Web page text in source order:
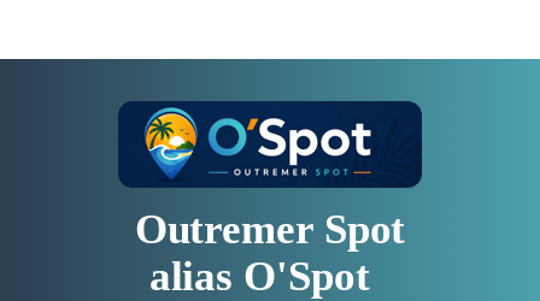
Outremer Spot
alias O'Spot